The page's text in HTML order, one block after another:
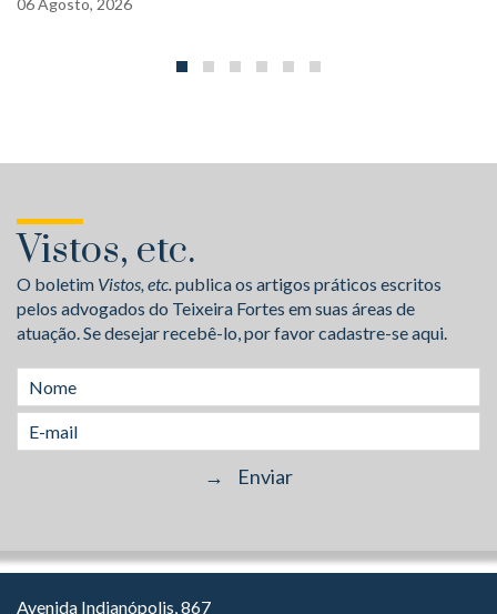
06Agosto, 2026
Vistos, etc.
O boletim Vistos, etc.publica os artigos práticos escritos
pelos advogados do Teixeira Fortes em suas áreas de
atuação. Se desejar recebê-lo, por favor cadastre-se aqui.
Avenida Indianópolis, 867